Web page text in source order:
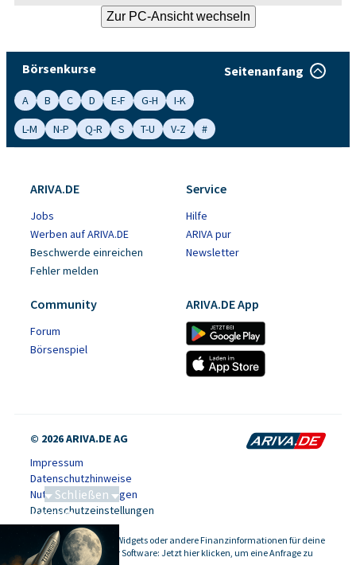
Börsenkurse Seitenanfang
A B C D E-F G-H
I-K
L-M
N-P Q-R S T-U V-Z #
ARIVA.DE
Jobs
Werben auf ARIVA.DE
Beschwerde einreichen
Fehler melden
Service
Hilfe
ARIVA pur
Newsletter
Community
Forum
Börsenspiel
ARIVA.DE App
© 2026 ARIVA.DE AG
Impressum
Datenschutzhinweise
Nutzungsbedingungen
Datenschutzeinstellungen
-
Kursdaten, Widgets oder andere Finanzinformationen für deine
Website oder Software: Jetzt hier klicken, um eine Anfrage zu
Schließen
Saga bei 0,53 CAD